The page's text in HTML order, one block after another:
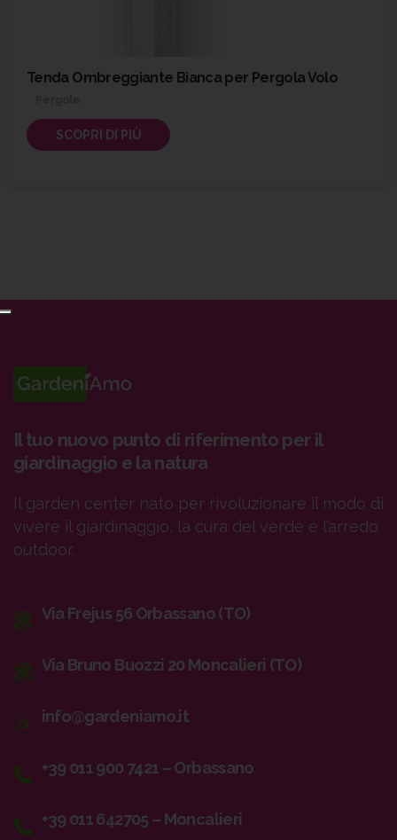
Tenda Ombreggiante Bianca per Pergola Volo
SCOPRI DI PIÙ
Il tuo nuovo punto di riferimento per il
giardinaggio e la natura
Il garden center nato per rivoluzionare il modo di
vivere il giardinaggio, la cura del verde e l’arredo
outdoor.
Via Frejus 56 Orbassano (TO)
Via Bruno Buozzi 20 Moncalieri (TO)
info@gardeniamo.it
+39 011 900 7421 – Orbassano
+39 011 642705 – Moncalieri